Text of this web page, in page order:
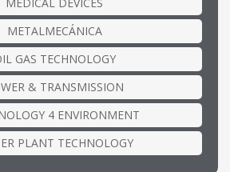
METALMECÁNICA
GAS TECHNOLOGY
& TRANSMISSION
4 ENVIRONMENT
PLANT TECHNOLOGY